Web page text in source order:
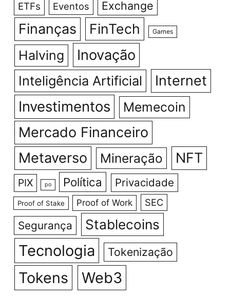
ETFs Eventos Exchange
Finanças FinTech Games
Halving Inovação
Inteligência Artificial Internet
Investimentos Memecoin
Mercado Financeiro
Metaverso
Mineração NFT
PIX po Política Privacidade
Proof of Stake Proof of Work SEC
Segurança Stablecoins
Tecnologia Tokenização
Tokens Web3